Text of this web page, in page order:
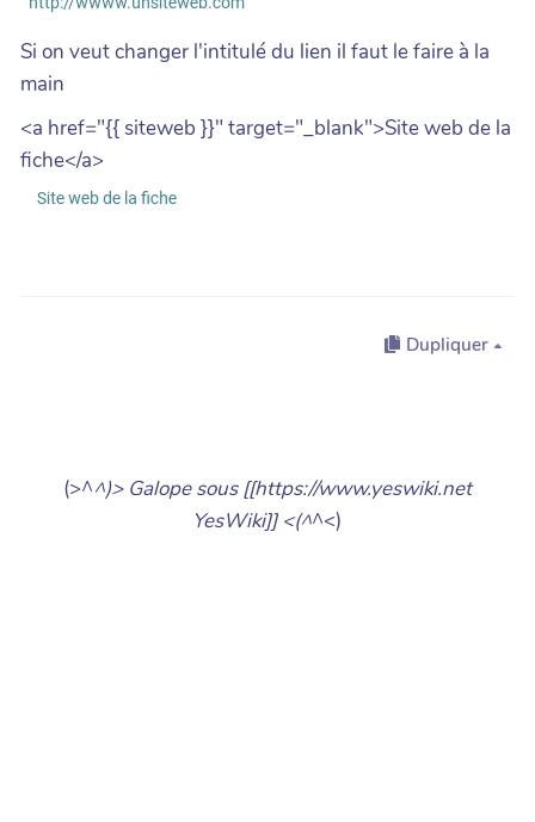
Si on veut changer l'intitulé du lien il faut le faire à la
main
<a href="{{ siteweb }}" target="_blank">Site web de la
fiche</a>
Dupliquer
(>^^)> Galope sous [[https://www.yeswiki.net
YesWiki]] <(^^<)